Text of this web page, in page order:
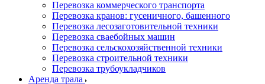
Перевозка коммерческого транспорта
Перевозка кранов: гусеничного, башенного
Перевозка лесозаготовительной техники
Перевозка сваебойных машин
Перевозка сельскохозяйственной техники
Перевозка строительной техники
Перевозка трубоукладчиков
Аренда трала